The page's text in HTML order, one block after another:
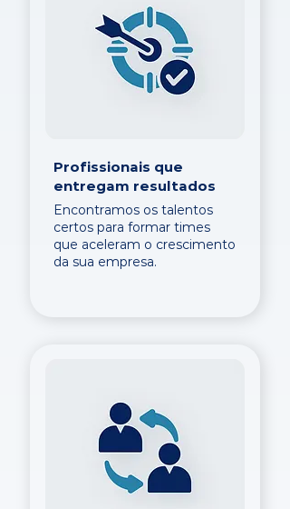
Profissionais que
entregam resultados
Encontramos os talentos
certos para formar times
que aceleram o crescimento
da sua empresa.